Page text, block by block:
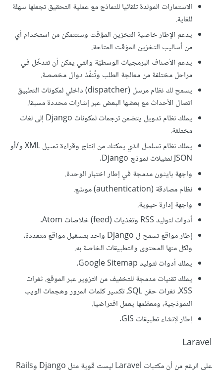
الاستمارات المولدة تلقائيا للنماذج مع عملية التحقيق تجعلها سهلة
للغاية.
يدعم الإطار خاصية التخزين المؤقت وستتمكن من استخدام أي
من أساليب التخزين المؤقت المتاحة.
يدعم الأصناف البرمجيات الوسطيّة والتي يمكن أن تتدخّل في
مراحل مختلفة من معالجة الطلب وتُنفّذ دوال مخصصة.
يسمح لك نظام مرسل (dispatcher) داخلي لمكونات التطبيق
اتصال الأحداث مع بعضها البعض عبر إشارات محددة مسبقا.
يملك نظام تدويل يتضمن ترجمات لمكونات Django إلى لغات
مختلفة.
يملك نظام تسلسل الذي يمكنك من إنتاج وقراءة تمثيل XML و/أو
JSON لمثيلات نموذج Django.
واجهة بايثون مدمجة في إطار اختبار الوحدة.
نظام مصادقة (authentication) موسّع.
واجهة إدارة حيوية.
أدوات لتوليد RSS وتغذيات (feed) خلاصات Atom.
إطار مواقع تسمح ل Django واحد بتشغيل مواقع متعددة،
ولكل منها المحتوى والتطبيقات الخاصة به.
يملك أدوات لتوليد Google Sitemap.
يملك تقنيات مدمجة للتخفيف من التزوير عبر الموقع، ثغرات
XSS، ثغرات حقن SQL، تكسير كلمات المرور وهجمات الويب
النموذجية، ومعظمها يعمل افتراضيا.
إطار لإنشاء تطبيقات GIS.
Laravel
على الرغم من أن مكتبات Laravel ليست قوية مثل Django وRails